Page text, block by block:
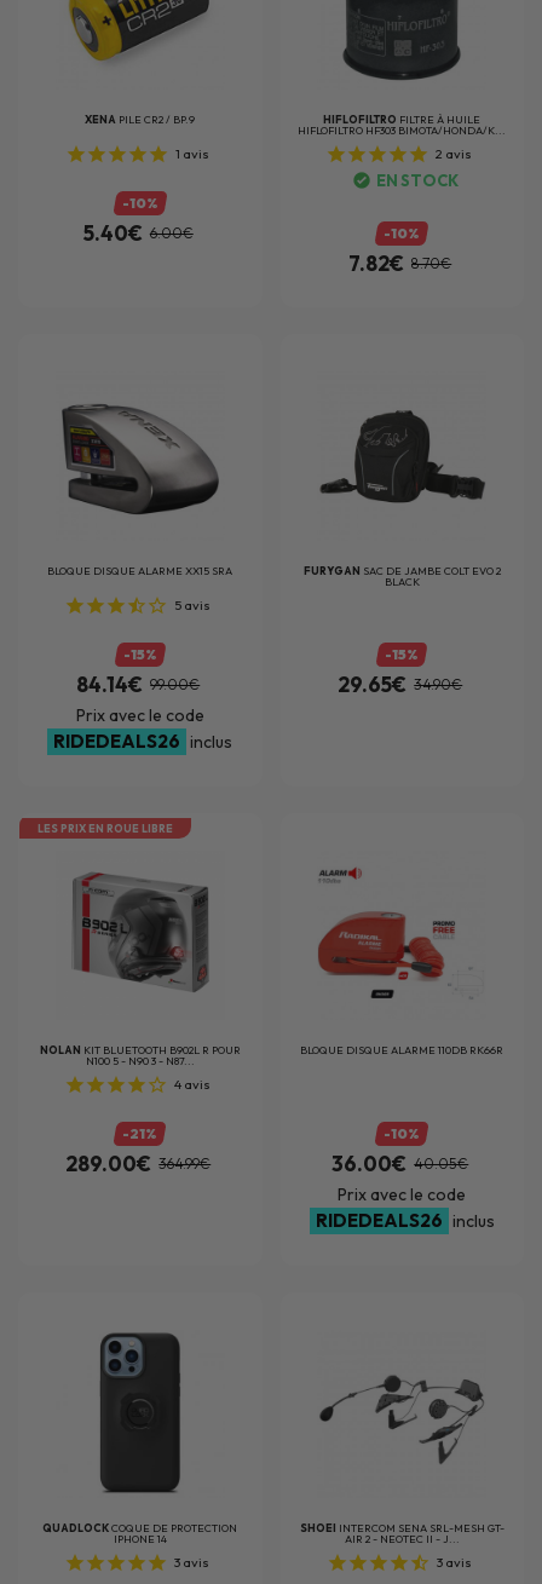
XENA PILE CR2 / BP.9
1 avis
-10%
5.40€ 6.00€
HIFLOFILTRO FILTRE À HUILE
HIFLOFILTRO HF303 BIMOTA/HONDA/K...
2 avis
EN STOCK
-10%
7.82€ 8.70€
BLOQUE DISQUE ALARME XX15 SRA
5avis
-15%
84.14€ 99.00€
Prix avec le code
RIDEDEALS26 inclus
FURYGAN SAC DE JAMBE COLT EVO 2
BLACK
-15%
29.65€ 34.90€
LES PRIX EN ROUE LIBRE
NOLAN KIT BLUETOOTH B902L R POUR
N100 5 - N90 3 - N87...
4avis
-21%
289.00€ 364.99€
BLOQUE DISQUE ALARME 110DB RK66R
-10%
36.00€ 40.05€
Prix avec le code
RIDEDEALS26 inclus
QUADLOCKCOQUE DE PROTECTION
IPHONE 14
3 avis
SHOEI INTERCOM SENA SRL-MESH GT-
AIR 2 - NEOTEC II - J...
3avis